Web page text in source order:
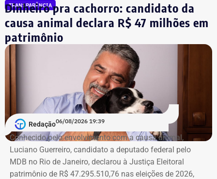
TRANSPARÊNCIA
Dinheiro pra cachorro: candidato da
causa animal declara R$ 47 milhões em
patrimônio
Redação06/08/2026 19:39
Conhecido pelo envolvimento com a causa animal,
Luciano Guerreiro, candidato a deputado federal pelo
MDB no Rio de Janeiro, declarou à Justiça Eleitoral
patrimônio de R$ 47.295.510,76 nas eleições de 2026,